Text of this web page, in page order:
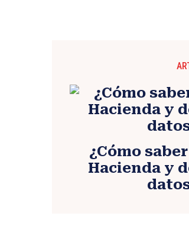
¿Cómo
Hacienda y